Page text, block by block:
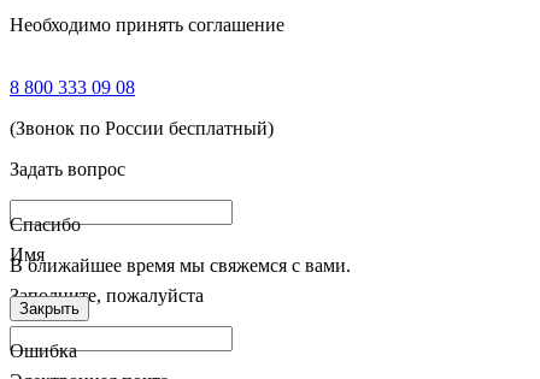
Необходимо принять соглашение
8 800 333 09 08
(Звонок по России бесплатный)
Задать вопрос
Имя
Заполните, пожалуйста
Спасибо
В ближайшее время мы свяжемся с вами.
Закрыть
Ошибка